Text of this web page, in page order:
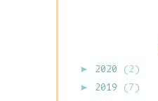
► 2020
(2)
►
2019
(7)